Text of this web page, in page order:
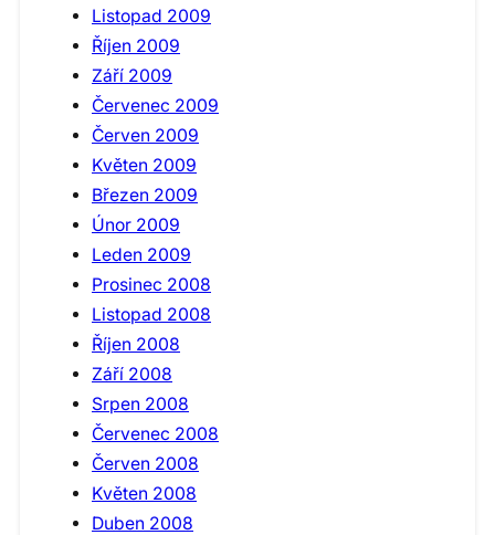
Listopad 2009
Říjen 2009
Září 2009
Červenec 2009
Červen 2009
Květen 2009
Březen 2009
Únor 2009
Leden 2009
Prosinec 2008
Listopad 2008
Říjen 2008
Září 2008
Srpen 2008
Červenec 2008
Červen 2008
Květen 2008
Duben 2008